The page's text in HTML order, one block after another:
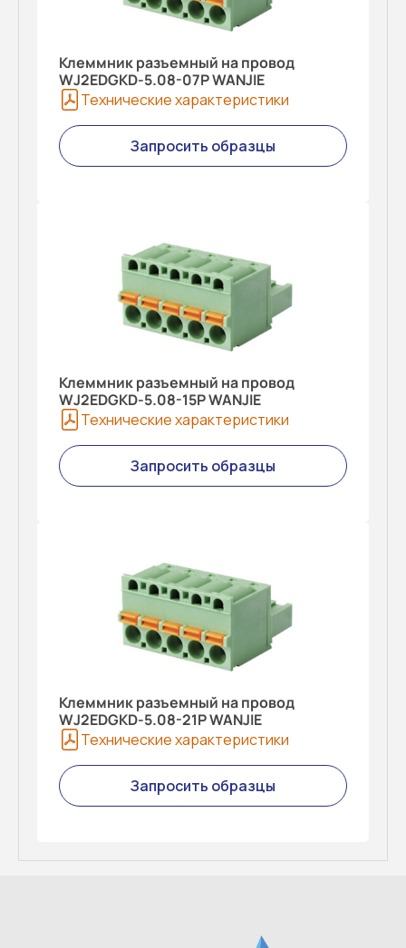
Клеммник разъемный на провод
WJ2EDGKD-5.08-07P WANJIE
Технические характеристики
Запросить образцы
Клеммник разъемный на провод
WJ2EDGKD-5.08-15P WANJIE
Технические характеристики
Запросить образцы
Клеммник разъемный на провод
WJ2EDGKD-5.08-21P WANJIE
Технические характеристики
Запросить образцы